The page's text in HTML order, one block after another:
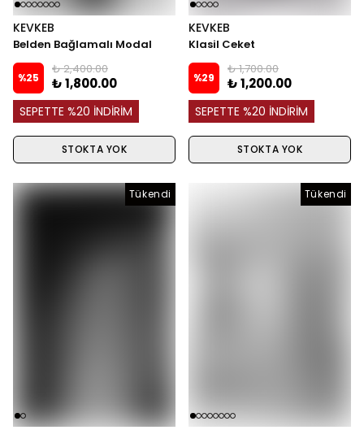
KEVKEB
Belden Bağlamalı Modal
Takım - Siyah
%25
₺ 2,400.00
₺ 1,800.00
SEPETTE %20 İNDİRİM
STOKTA YOK
KEVKEB
Klasil Ceket
%29
₺ 1,700.00
₺ 1,200.00
SEPETTE %20 İNDİRİM
STOKTA YOK
Tükendi Tükendi
Tükendi